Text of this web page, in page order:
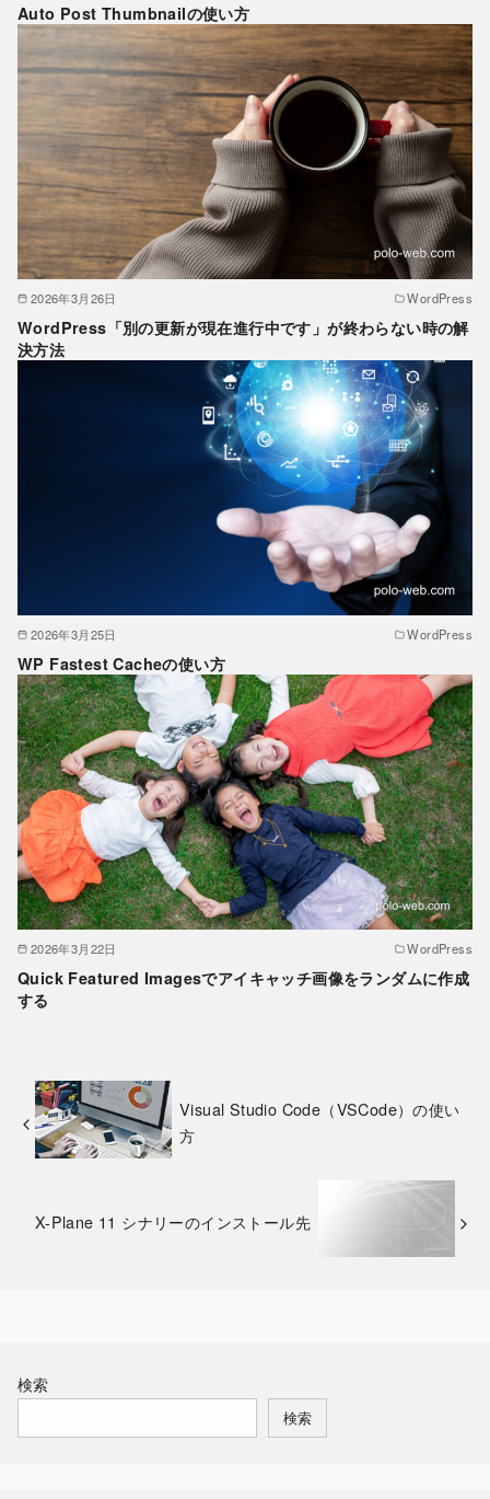
Auto Post Thumbnailの使い方
2026年3月26日 WordPress
WordPress「別の更新が現在進行中です」が終わらない時の解
決方法
2026年3月25日 WordPress
WP Fastest Cacheの使い方
2026年3月22日 WordPress
Quick Featured Imagesでアイキャッチ画像をランダムに作成
する
Visual Studio Code（VSCode）の使い
方
X-Plane 11 シナリーのインストール先
検索
検索